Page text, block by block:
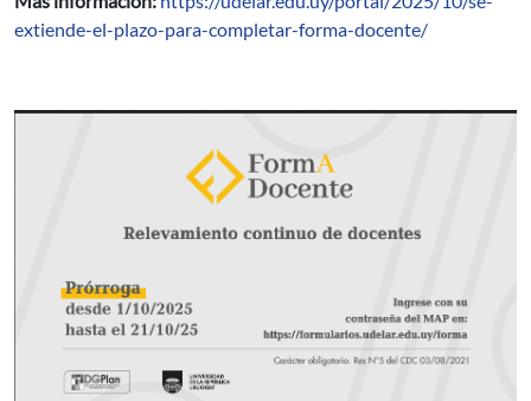
extiende-el-plazo-para-completar-forma-docente/